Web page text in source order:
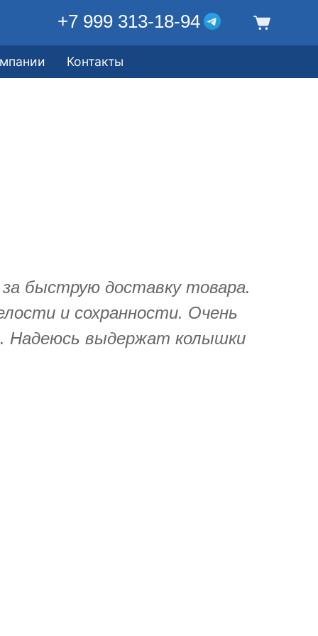
+7 999 313-18-94
Контакты
быструю доставку товара.
и сохранности. Очень
Надеюсь выдержат колышки